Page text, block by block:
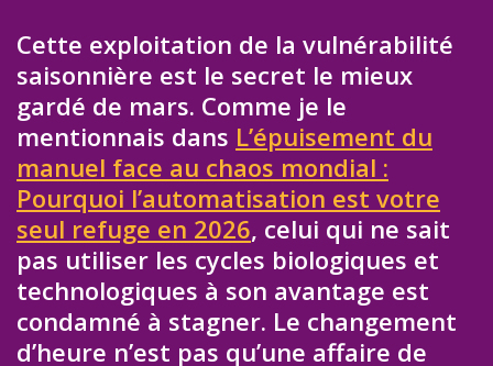
Cette exploitation de la vulnérabilité
saisonnière est le secret le mieux
gardé de mars. Comme je le
mentionnais dans L’épuisement du
manuel face au chaos mondial :
Pourquoi l’automatisation est votre
seul refuge en 2026, celui qui ne sait
pas utiliser les cycles biologiques et
technologiques à son avantage est
condamné à stagner. Le changement
d’heure n’est pas qu’une affaire de